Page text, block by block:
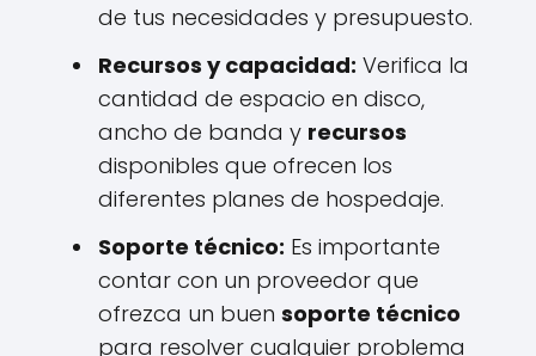
de tus necesidades y presupuesto.
Recursos y capacidad: Verifica la
cantidad de espacio en disco,
ancho de banda y recursos
disponibles que ofrecen los
diferentes planes de hospedaje.
Soporte técnico: Es importante
contar con un proveedor que
ofrezca un buen soporte técnico
para resolver cualquier problema